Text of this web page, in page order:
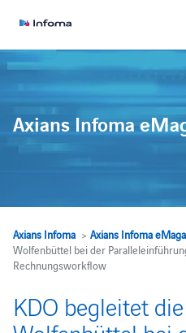
Axians Infoma
Axians Infoma> Axians Infoma
Wolfenbüttel bei der
Rechnungsworkflow
KDO begleitet